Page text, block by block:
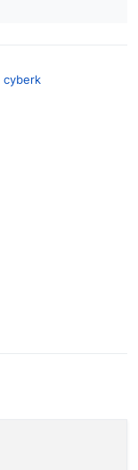
cyberk